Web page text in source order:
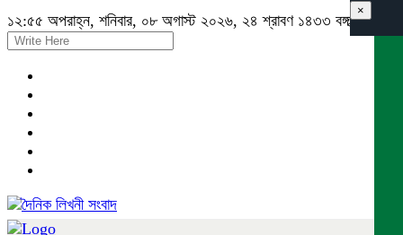
১২:৫৫ অপরাহ্ন, শনিবার, ০৮ অগাস্ট ২০২৬, ২৪ শ্রাবণ ১৪৩৩ বঙ্গাব্দ
×